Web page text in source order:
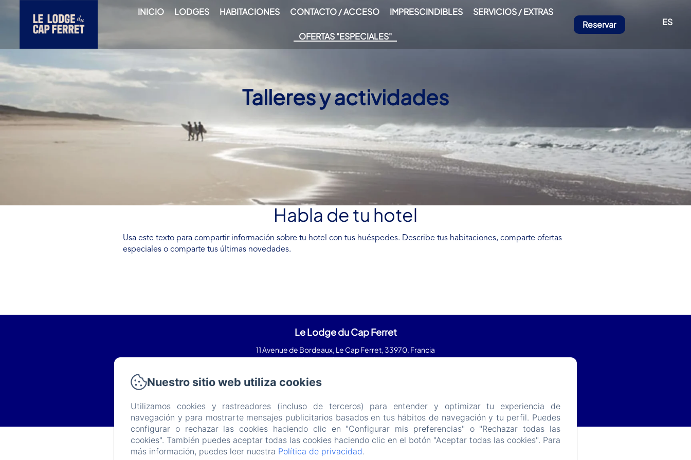
INICIO LODGES HABITACIONES CONTACTO / ACCESO IMPRESCINDIBLES SERVICIOS / EXTRAS
OFERTAS "ESPECIALES"
Reservar ES
Talleres y actividades
Habla de tu hotel
Usa este texto para compartir información sobre tu hotel con tus huéspedes. Describe tus habitaciones, comparte ofertas
especiales o comparte tus últimas novedades.
Le Lodge du Cap Ferret
11 Avenue de Bordeaux, Le Cap Ferret, 33970, Francia
lelodgeduferret@gmail.com
Desarrollado con Amenitiz
Condiciones de Venta
Nuestro sitio web utiliza cookies
Utilizamos cookies y rastreadores (incluso de terceros) para entender y optimizar tu experiencia de
navegación y para mostrarte mensajes publicitarios basados en tus hábitos de navegación y tu perfil. Puedes
configurar o rechazar las cookies haciendo clic en "Configurar mis preferencias" o "Rechazar todas las
cookies". También puedes aceptar todas las cookies haciendo clic en el botón "Aceptar todas las cookies". Para
más información, puedes leer nuestra Política de privacidad.